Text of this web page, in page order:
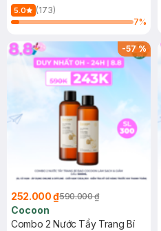
150ml
5.0
(173)
7%
-57%
252.000 ₫590.000 ₫
Cocoon
Combo 2 Nước Tẩy Trang Bí